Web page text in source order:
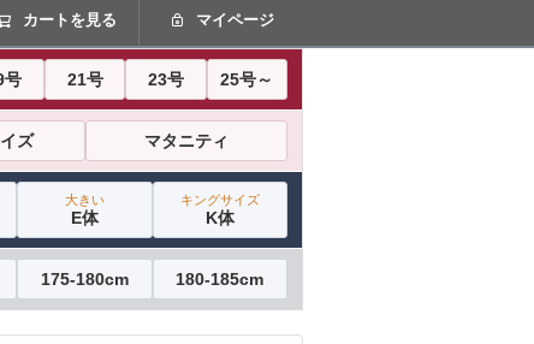
カートを見る マイページ
号 21号 23号 25号～
ズ マタニティ
大きい
E体
キングサイズ
K体
175-180cm 180-185cm